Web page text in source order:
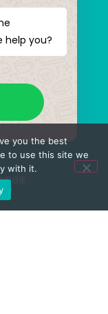
help you?
you the best
to use this site we
with it.